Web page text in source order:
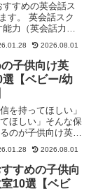
すめの英会話ス
す。 英会話スク
力（英会話力）
した学習塾や教
に、英語でのコミ
めたいと考える
シ...
2026.08.01
子供向け英
【ベビー/幼
を持ってほしい」
ほしい」そんな保
のが子供向け英
が広がる東...2026.08.01
すめの子供向
10選【ベビ